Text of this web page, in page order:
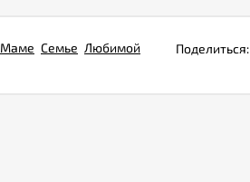
Поделиться:
Маме Семье Любимой